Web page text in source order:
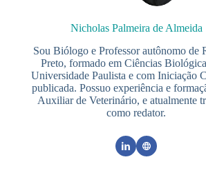
Nicholas Palmeira de Almeida
Sou Biólogo e Professor autônomo de
Preto, formado em Ciências
Universidade Paulista e com Iniciação
publicada. Possuo experiência e
Auxiliar de Veterinário, e atualmente
como redator.